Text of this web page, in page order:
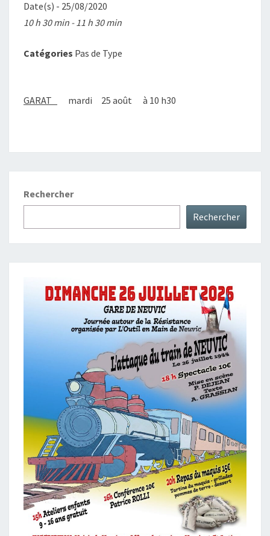
Date(s) - 25/08/2020
10 h 30 min - 11 h 30 min
Catégories Pas de Type
GARAT mardi 25 août à 10 h30
Rechercher
Rechercher